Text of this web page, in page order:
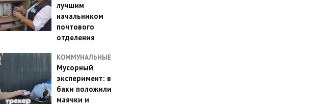
лучшим
начальником
почтового
отделения
КОММУНАЛЬНЫЕ
Мусорный
эксперимент: в
баки положили
маячки и